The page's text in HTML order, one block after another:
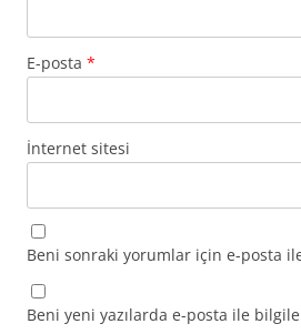
E-posta *
İnternet sitesi
Beni sonraki yorumlar için e-posta
Beni yeni yazılarda e-posta ile